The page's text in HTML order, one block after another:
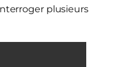
plusieurs